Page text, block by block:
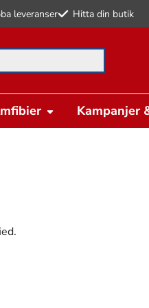
leveranser Hitta din butik
att söka
Kampanjer